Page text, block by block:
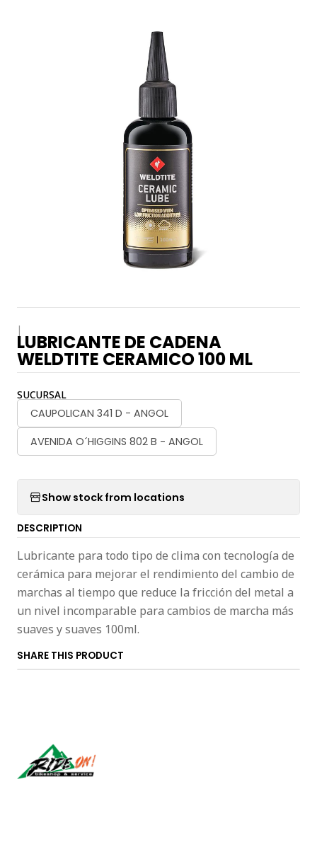
|
LUBRICANTE DE CADENA
WELDTITE CERAMICO 100 ML
SUCURSAL
CAUPOLICAN 341 D - ANGOL
AVENIDA O´HIGGINS 802 B - ANGOL
Show stock from locations
DESCRIPTION
Lubricante para todo tipo de clima con tecnología de
cerámica para mejorar el rendimiento del cambio de
marchas al tiempo que reduce la fricción del metal a
un nivel incomparable para cambios de marcha más
suaves y suaves 100ml.
SHARE THIS PRODUCT